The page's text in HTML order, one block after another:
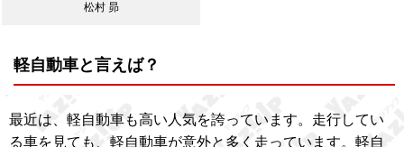
松村 昴
軽自動車と言えば？
最近は、軽自動車も高い人気を誇っています。走行してい
る車を見ても、軽自動車が意外と多く走っています。軽自